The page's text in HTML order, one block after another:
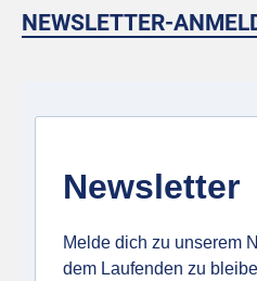
NEWSLETTER-
Newsletter
Melde dich zu unserem
dem Laufenden zu